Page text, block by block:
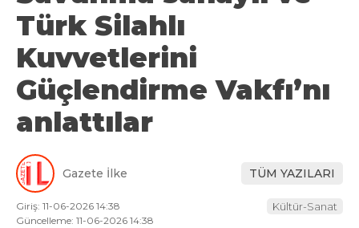
Türk Silahlı
Kuvvetlerini
Güçlendirme Vakfı’nı
anlattılar
Gazete İlke TÜM YAZILARI
Giriş: 11-06-2026 14:38
Güncelleme: 11-06-2026 14:38
Kültür-Sanat